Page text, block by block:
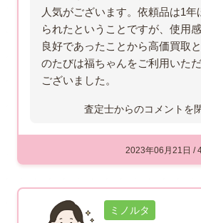
人気がございます。依頼品は1年
られたということですが、使用
良好であったことから高価買取
のたびは福ちゃんをご利用いた
ございました。
査定士からのコメントを
2023年06月21日 /
ミノルタ